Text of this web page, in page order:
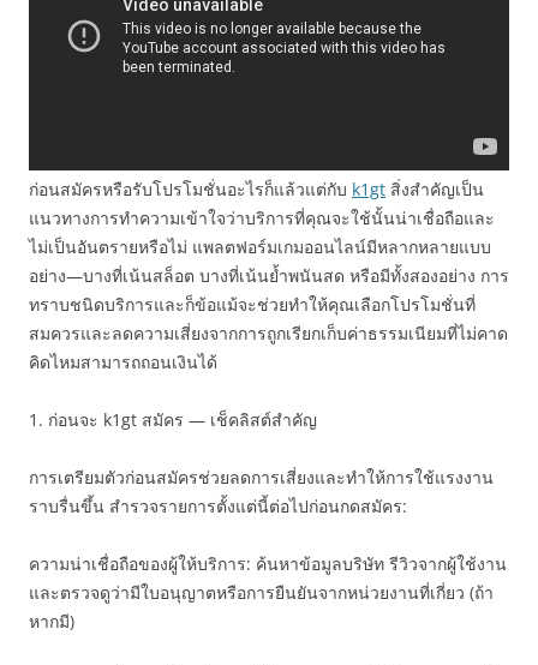
ก่อนสมัครหรือรับโปรโมชั่นอะไรก็แล้วแต่กับ k1gt สิ่งสำคัญเป็น
แนวทางการทำความเข้าใจว่าบริการที่คุณจะใช้นั้นน่าเชื่อถือและ
ไม่เป็นอันตรายหรือไม่ แพลตฟอร์มเกมออนไลน์มีหลากหลายแบบ
อย่าง—บางที่เน้นสล็อต บางที่เน้นย้ำพนันสด หรือมีทั้งสองอย่าง การ
ทราบชนิดบริการและก็ข้อแม้จะช่วยทำให้คุณเลือกโปรโมชั่นที่
สมควรและลดความเสี่ยงจากการถูกเรียกเก็บค่าธรรมเนียมที่ไม่คาด
คิดไหมสามารถถอนเงินได้
1. ก่อนจะ k1gt สมัคร — เช็คลิสต์สำคัญ
การเตรียมตัวก่อนสมัครช่วยลดการเสี่ยงและทำให้การใช้แรงงาน
ราบรื่นขึ้น สำรวจรายการตั้งแต่นี้ต่อไปก่อนกดสมัคร:
ความน่าเชื่อถือของผู้ให้บริการ: ค้นหาข้อมูลบริษัท รีวิวจากผู้ใช้งาน
และตรวจดูว่ามีใบอนุญาตหรือการยืนยันจากหน่วยงานที่เกี่ยว (ถ้า
หากมี)